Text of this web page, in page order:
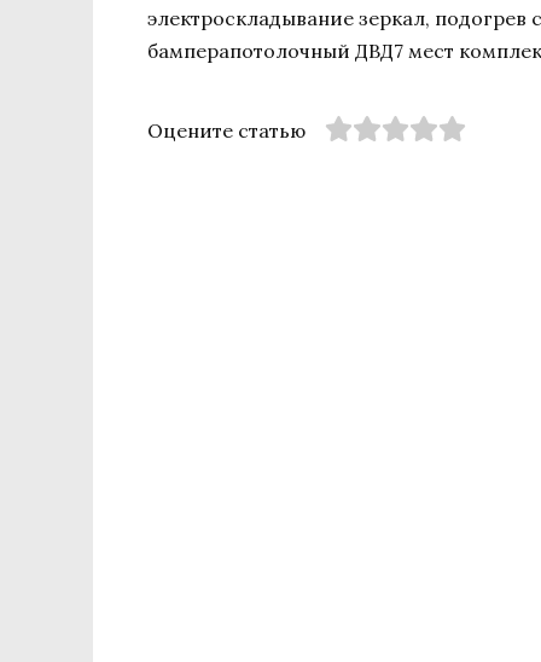
электроскладывание зеркал,
бамперапотолочный ДВД7 мест
Оцените статью